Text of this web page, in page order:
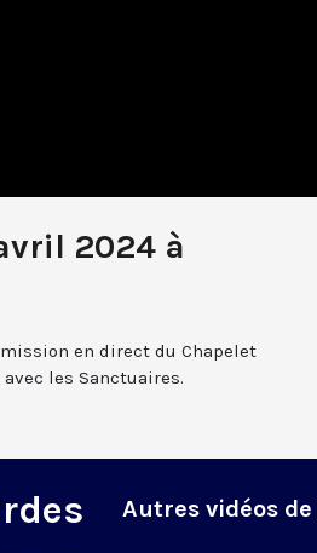
2024 à
en direct du Chapelet
les Sanctuaires.
Autres vidéos